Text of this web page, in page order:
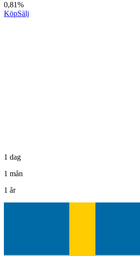
0,81%
KöpSälj
1 dag
1 mån
1 år